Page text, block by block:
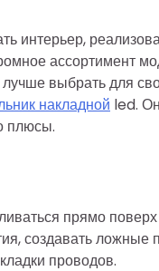
интерьер,
ассортимент
выбрать для
накладной led.
плюсы.
прямо
создавать ложные
проводов.